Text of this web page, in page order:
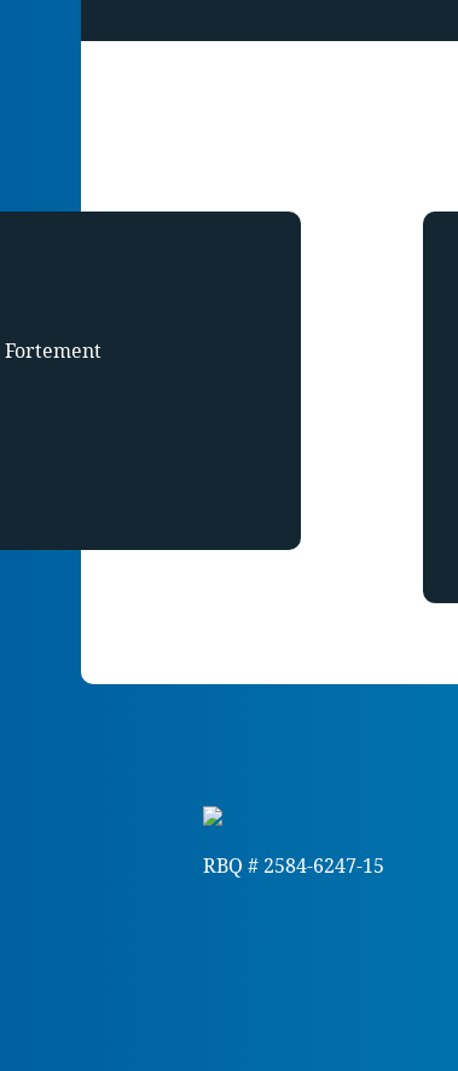
RBQ # 2584-6247-15